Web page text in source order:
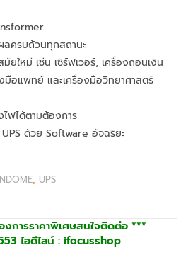
ครบถ้วนทุกสถานะ
ยใหม่ เช่น เซิร์ฟเวอร์, เครื่องถอนเงิน
มือแพทย์ และเครื่องมือวิทยาศาสตร์
ไฟได้ตามต้องการ
ด้วย Software อัจฉริยะ
, UPS
งการราคาพิเศษสนใจติดต่อ ***
ไอดีไลน์ : ifocusshop